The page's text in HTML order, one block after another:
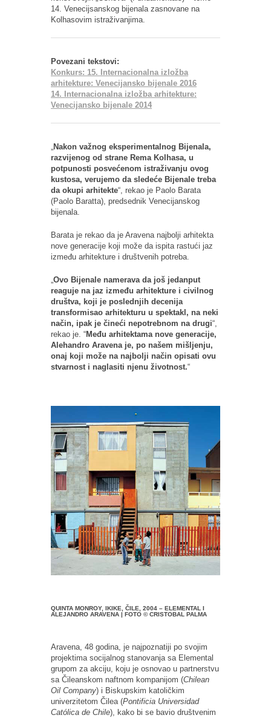
14. Venecijsanskog bijenala zasnovane na
Kolhasovim istraživanjima.
Povezani tekstovi:
Konkurs: 15. Internacionalna izložba
arhitekture: Venecijansko bijenale 2016
14. Internacionalna izložba arhitekture:
Venecijansko bijenale 2014
„Nakon važnog eksperimentalnog Bijenala,
razvijenog od strane Rema Kolhasa, u
potpunosti posvećenom istraživanju ovog
kustosa, verujemo da sledeće Bijenale treba
da okupi arhitekte“, rekao je Paolo Barata
(Paolo Baratta), predsednik Venecijanskog
bijenala.
Barata je rekao da je Aravena najbolji arhitekta
nove generacije koji može da ispita rastući jaz
između arhitekture i društvenih potreba.
„Ovo Bijenale namerava da još jedanput
reaguje na jaz između arhitekture i civilnog
društva, koji je poslednjih decenija
transformisao arhitekturu u spektakl, na neki
način, ipak je čineći nepotrebnom na drugi“,
rekao je. “Među arhitektama nove generacije,
Alehandro Aravena je, po našem mišljenju,
onaj koji može na najbolji način opisati ovu
stvarnost i naglasiti njenu životnost.“
QUINTA MONROY, IKIKE, ČILE, 2004 – ELEMENTAL I
ALEJANDRO ARAVENA | FOTO © CRISTOBAL PALMA
Aravena, 48 godina, je najpoznatiji po svojim
projektima socijalnog stanovanja sa Elemental
grupom za akciju, koju je osnovao u partnerstvu
sa Čileanskom naftnom kompanijom (Chilean
Oil Company) i Biskupskim katoličkim
univerzitetom Čilea (Pontificia Universidad
Católica de Chile), kako bi se bavio društvenim